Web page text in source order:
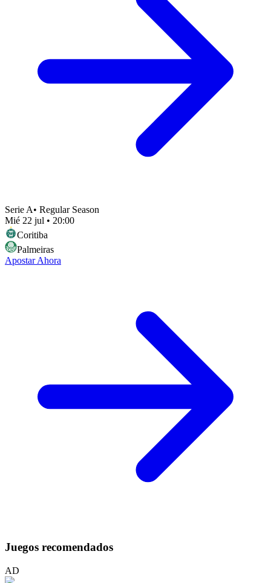
Serie A• Regular Season
Mié 22 jul • 20:00
Coritiba
Palmeiras
Apostar Ahora
Juegos recomendados
AD